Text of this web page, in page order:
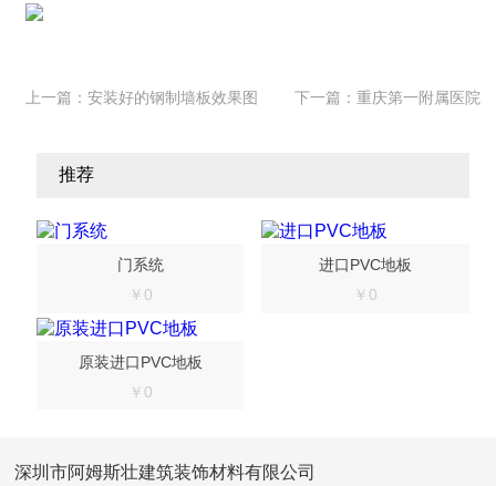
上一篇： 安装好的钢制墙板效果图 下一篇： 重庆第一附属医院
推荐
门系统
￥0
进口PVC地板
￥0
原装进口PVC地板
￥0
深圳市阿姆斯壮建筑装饰材料有限公司